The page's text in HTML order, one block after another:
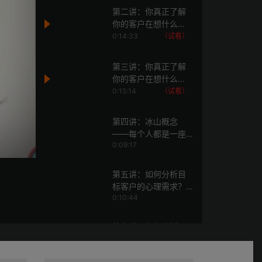
第二讲：你真正了解
你的客户在想什么
吗？（上）
0:14:33 （试看）
第三讲：你真正了解
你的客户在想什么
吗？（下）
0:15:14 （试看）
第四讲：冰山概念
——每个人都是一座
冰山？（行为与心理
0:09:17
第五讲：如何分析目
标客户的心理需求？
（上）
0:10:44
第六讲：如何分析目
标客户的心理需求？